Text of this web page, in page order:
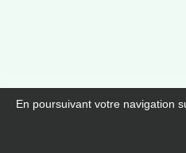
En poursuivant votre navigation